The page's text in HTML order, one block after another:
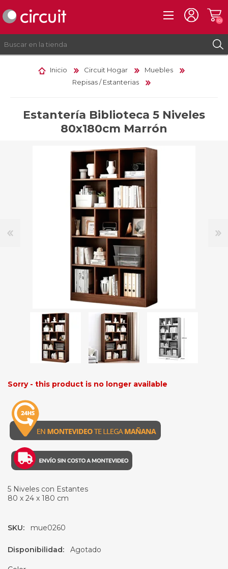
(0)
Inicio Circuit Hogar
Muebles
Repisas / Estanterias
Estantería Biblioteca 5 Niveles
80x180cm Marrón
Sorry - this product is no longer available
5 Niveles con Estantes
80 x 24 x 180 cm
SKU: mue0260
Disponibilidad: Agotado